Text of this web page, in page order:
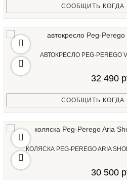
СООБЩИТЬ КОГДА
АВТОКРЕСЛО PEG-PEREGO
32 490
СООБЩИТЬ КОГДА
КОЛЯСКА PEG-PEREGO ARIA
30 500